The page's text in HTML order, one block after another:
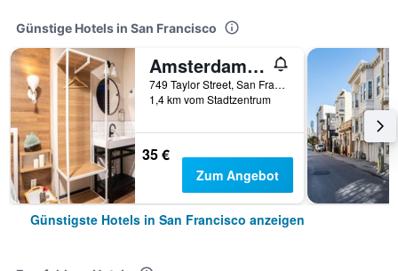
Günstige Hotels in San Francisco
Amsterdam Hostel
749 Taylor Street, San Francisco, CA, USA
1,4 km vom Stadtzentrum
35 €
Zum Angebot
Günstigste Hotels in San Francisco anzeigen